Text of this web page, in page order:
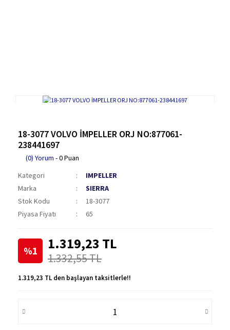
18-3077 VOLVO İMPELLER ORJ NO:877061-
238441697
(0) Yorum - 0 Puan
Kategori
IMPELLER
Marka
SIERRA
Stok Kodu
18-3077
Piyasa Fiyatı
65
%1 1.319,23 TL
1.332,55 TL
1.319,23 TL den başlayan taksitlerle!!